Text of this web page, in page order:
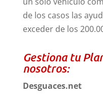
de los casos las
exceder de los
Gestiona tu
nosotros:
Desguaces.net